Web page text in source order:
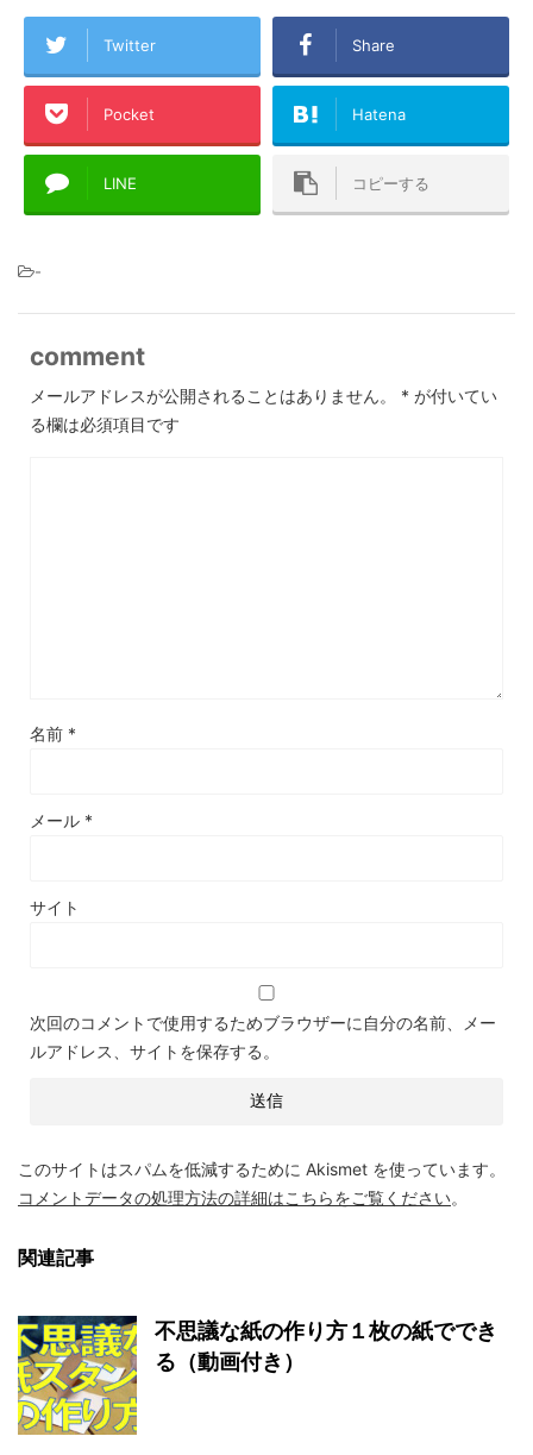
Twitter Share
Pocket Hatena
LINE コピーする
-
comment
メールアドレスが公開されることはありません。 * が付いてい
る欄は必須項目です
名前 *
メール *
サイト
次回のコメントで使用するためブラウザーに自分の名前、メー
ルアドレス、サイトを保存する。
このサイトはスパムを低減するために Akismet を使っています。
コメントデータの処理方法の詳細はこちらをご覧ください。
関連記事
不思議な紙の作り方１枚の紙ででき
る（動画付き）